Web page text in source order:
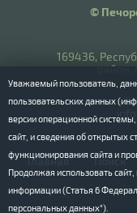
©
169436,
Главная Поиск
Уважаемый пользователь,
пользовательских данных
версии операционной
сайт, и сведения об открытых
функционирования сайта и
Продолжая использовать сайт,
информации (Статья 6
персональных данных").